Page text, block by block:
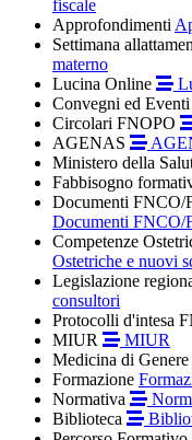
fiscale
Approfondimenti
Settimana
materno
Lucina Online
Convegni ed Eventi
Circolari FNOPO
AGENAS
Ministero della
Fabbisogno
Documenti FNCO/
Documenti FNCO/
Competenze
Ostetriche e nuovi
Legislazione
consultori
Protocolli d'intesa
MIUR
MIUR
Medicina di Genere
Formazione
Normativa
Biblioteca